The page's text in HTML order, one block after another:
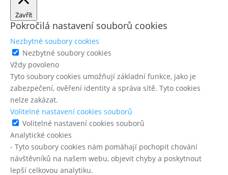
Zavřít
Pokročilá nastavení souborů cookies
Nezbytné soubory cookies
Nezbytné soubory cookies
Vždy povoleno
Tyto soubory cookies umožňují základní funkce, jako je
zabezpečení, ověření identity a správa sítě. Tyto cookies
nelze zakázat.
Volitelné nastavení cookies souborů
Volitelné nastavení cookies souborů
Analytické cookies
- Tyto soubory cookies nám pomáhají pochopit chování
návštěvníků na našem webu, objevit chyby a poskytnout
lepší celkovou analytiku.